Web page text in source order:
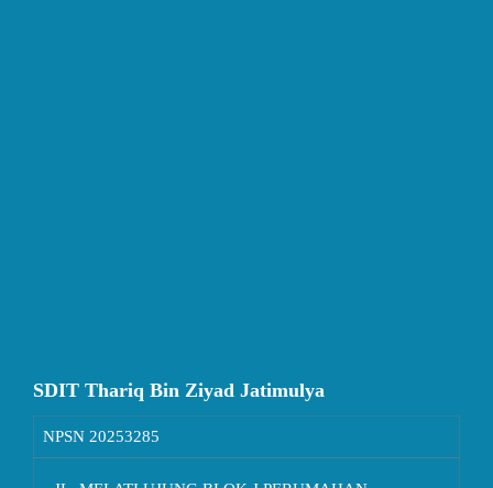
SDIT Thariq Bin Ziyad Jatimulya
NPSN 20253285